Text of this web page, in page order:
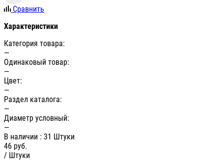
Сравнить
Характеристики
Категория товара:
—
Одинаковый товар:
—
Цвет:
—
Раздел каталога:
—
Диаметр условный:
—
В наличии : 31 Штуки
46 руб.
/ Штуки